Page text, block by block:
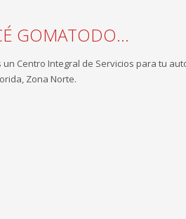
GOMATODO...
un Centro Integral de Servicios para tu
Zona Norte.